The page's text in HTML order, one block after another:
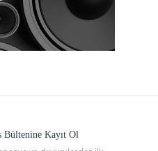
Bültenine Kayıt Ol